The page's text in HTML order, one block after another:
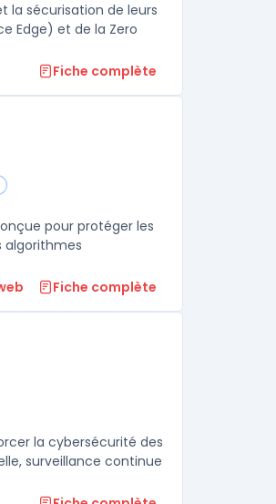
la sécurisation de leurs
Edge) et de la Zero
Fiche complète
pour protéger les
algorithmes
Fiche complète
la cybersécurité des
surveillance continue